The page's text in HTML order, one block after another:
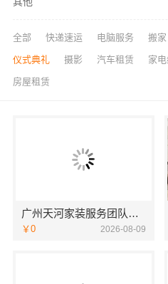
全部 快递速运 电脑服务 搬家
仪式典礼 摄影 汽车租赁 家
房屋租赁
广州天河家装服务团队精装房改造，精匠饰家专业施工
￥0 2026-08-09